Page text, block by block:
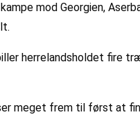
mod Georgien,
herrelandsholdet
meget frem til først at